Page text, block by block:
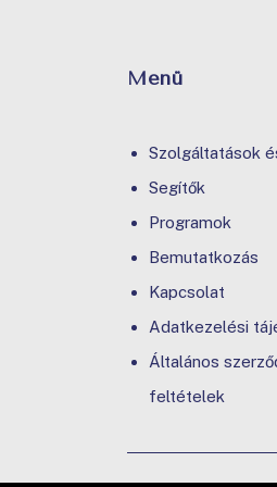
Menü
Szolgáltatások
Segítők
Programok
Bemutatkozás
Kapcsolat
Adatkezelési
Általános
feltételek